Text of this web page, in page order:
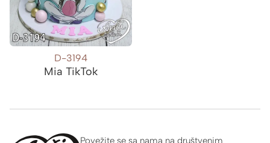
D-3194
Mia TikTok
Povežite se sa nama na društvenim